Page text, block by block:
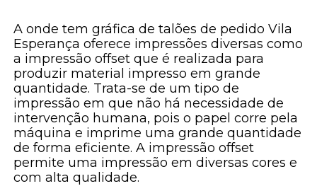
A onde tem gráfica de talões de pedido Vila
Esperança oferece impressões diversas como
a impressão offset que é realizada para
produzir material impresso em grande
quantidade. Trata-se de um tipo de
impressão em que não há necessidade de
intervenção humana, pois o papel corre pela
máquina e imprime uma grande quantidade
de forma eficiente. A impressão offset
permite uma impressão em diversas cores e
com alta qualidade.